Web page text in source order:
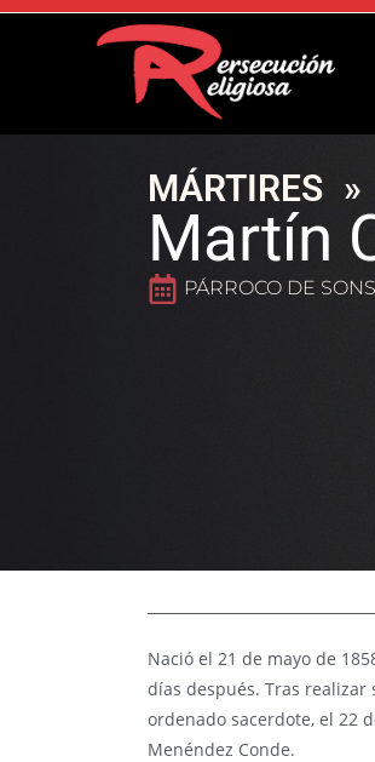
MÁRTIRES »
Martín
PÁRROCO DE
Nació el 21 de mayo de
días después. Tras
ordenado sacerdote, el 22
Menéndez Conde.